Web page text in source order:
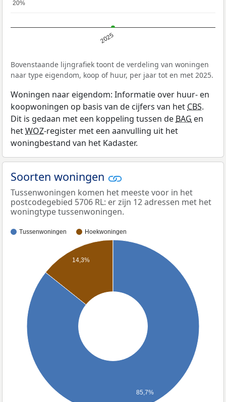
2025
20%
20%
Bovenstaande lijngrafiek toont de verdeling van woningen
naar type eigendom, koop of huur, per jaar tot en met 2025.
Woningen naar eigendom: Informatie over huur- en
koopwoningen op basis van de cijfers van hetCBS.
Dit is gedaan met een koppeling tussen deBAG en
hetWOZ-register met een aanvulling uit het
woningbestand van het Kadaster.
Soorten woningen
Tussenwoningen komen het meeste voor in het
postcodegebied 5706 RL: er zijn 12 adressen met het
woningtype tussenwoningen.
Tussenwoningen Hoekwoningen
14,3%
85,7%